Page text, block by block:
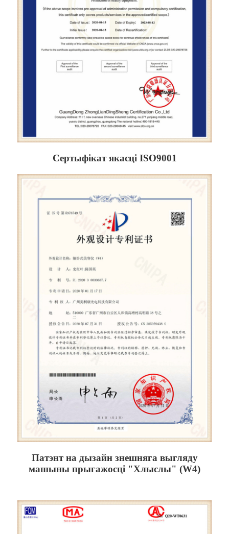
Сертыфікат якасці ISO9001
Патэнт на дызайн знешняга выгляду
машыны прыгажосці "Хлыслы" (W4)